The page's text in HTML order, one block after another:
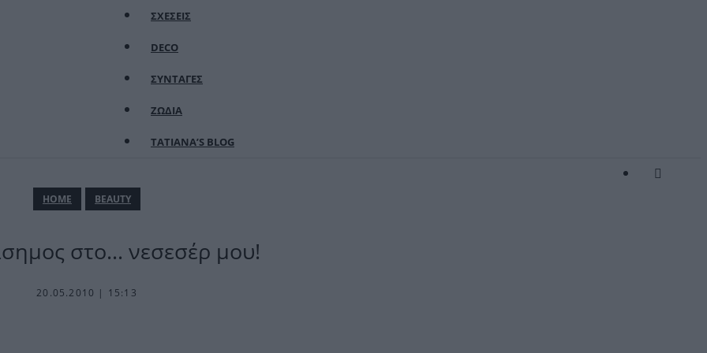
ΣΧΕΣΕΙΣ
DECO
ΣΥΝΤΑΓΕΣ
ΖΩΔΙΑ
TATIANA’S BLOG
ΗΟΜΕ BEAUTY
στο… νεσεσέρ μου!
20.05.2010 | 15:13